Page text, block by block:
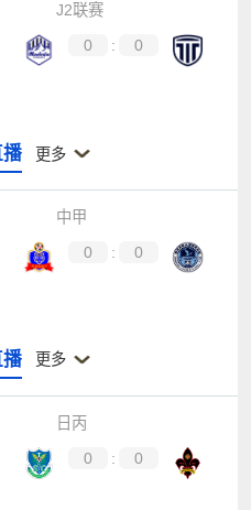
J2联赛
0 :
0
更多
中甲
0 :
0
更多
日丙
0 :
0